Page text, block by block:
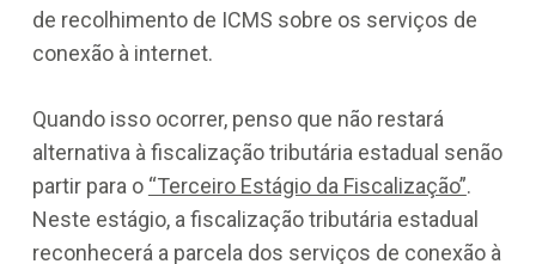
de recolhimento de ICMS sobre os serviços de
conexão à internet.
Quando isso ocorrer, penso que não restará
alternativa à fiscalização tributária estadual senão
partir para o “Terceiro Estágio da Fiscalização”.
Neste estágio, a fiscalização tributária estadual
reconhecerá a parcela dos serviços de conexão à